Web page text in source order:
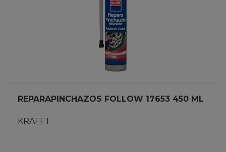
REPARAPINCHAZOS FOLLOW 17653 450 ML
KRAFFT